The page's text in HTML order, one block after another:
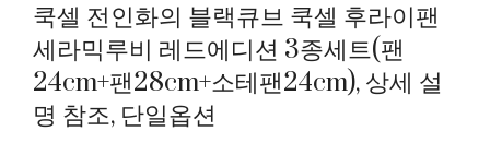
쿡셀 전인화의 블랙큐브 쿡셀 후라이팬
세라믹루비 레드에디션 3종세트(팬
24cm+팬28cm+소테팬24cm), 상세 설
명 참조, 단일옵션